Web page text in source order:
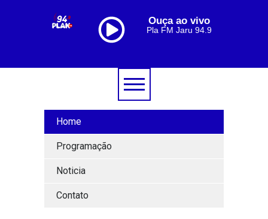
Ouça ao vivo
Pla FM Jaru 94.9
Home
Programação
Noticia
Contato